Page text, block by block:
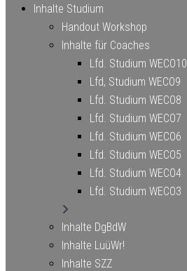
Inhalte Studium
Handout Workshop
Inhalte für Coaches
Lfd. Studium WECO10
Lfd, Studium WECO9
Lfd. Studium WECO8
Lfd. Studium WECO7
Lfd. Studium WECO6
Lfd. Studium WECO5
Lfd. Studium WECO4
Lfd. Studium WECO3
Inhalte DgBdW
Inhalte LuüWr!
Inhalte SZZ